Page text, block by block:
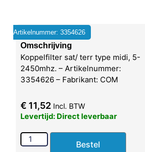
Artikelnummer: 3354626
Omschrijving
Koppelfilter sat/ terr type midi, 5-
2450mhz. – Artikelnummer:
3354626 – Fabrikant: COM
€ 11,52 Incl. BTW
Levertijd: Direct leverbaar
Bestel